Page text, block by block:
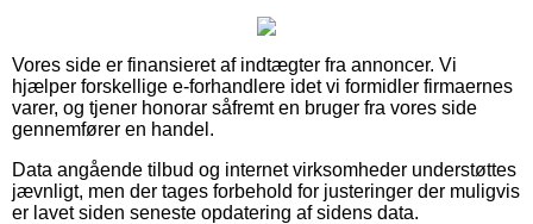
Vores side er finansieret af indtægter fra annoncer. Vi
hjælper forskellige e-forhandlere idet vi formidler firmaernes
varer, og tjener honorar såfremt en bruger fra vores side
gennemfører en handel.
Data angående tilbud og internet virksomheder understøttes
jævnligt, men der tages forbehold for justeringer der muligvis
er lavet siden seneste opdatering af sidens data.